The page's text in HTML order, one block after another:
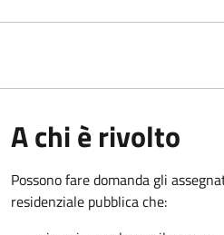
A chi è rivolto
Possono fare domanda gli
residenziale pubblica che: